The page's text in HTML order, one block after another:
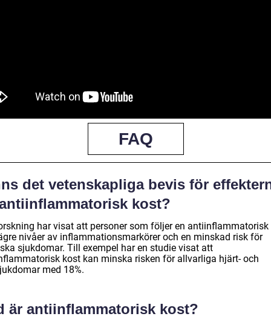
FAQ
det vetenskapliga bevis för
kost?
har visat att personer som följer en antiinflammatorisk
nivåer av inflammationsmarkörer och en minskad risk för
sjukdomar. Till exempel har en studie visat att
kost kan minska risken för allvarliga hjärt- och
med 18%.
är antiinflammatorisk kost?